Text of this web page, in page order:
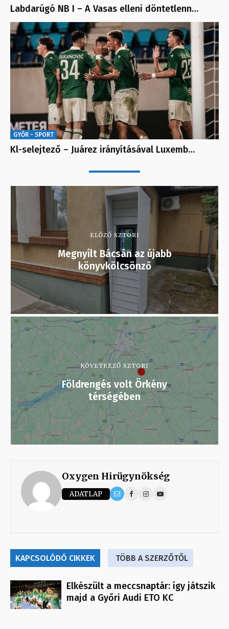
Labdarúgó NB I – A Vasas elleni döntetlenn…
GYŐR - SPORT
Kl-selejtező – Juárez irányításával Luxemb…
ELŐZŐ SZTORI
Megnyílt Bácsán az újabb
könyvkölcsönző
KÖVETKEZŐ SZTORI
Földrengés volt Örkény
térségében
Oxygen Hirügynökség
ADATLAP
KAPCSOLÓDÓ CIKKEK TÖBB A SZERZŐTŐL
Elkészült a meccsnaptár: így játszik
majd a Győri Audi ETO KC